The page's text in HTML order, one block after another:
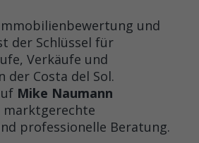
und
der Schlüssel für
Verkäufe und
der Costa del Sol.
Mike Naumann
professionelle Beratung.